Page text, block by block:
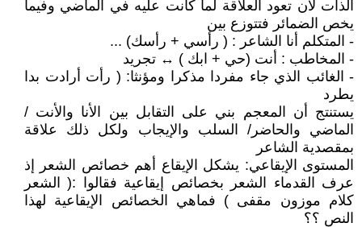
الذات لأن تعود العلاقة لما كانت عليه في الماضي وفيما
يخص الضمائر فتتوزع بين
- المتكلم أنا الشاعر : ( رأسي + رأسك) ...
- المخاطب : أنت (حي + ابك ) ↔ تجريد
- الغائب الذي جاء مفردا مذكرا ومؤنثا: ( رأت أرادت بدا
يطرد
يستنتج أن المعجم بني على التقابل بين الأنا والأنت /
الماضي والحاضر/ السلب والإيجاب ولكل ذلك علاقة
بمقصدية الشاعر
المستوى الإيقاعي: يشكل الإيقاع أهم خصائص الشعر إذ
عرف القدماء الشعر بخصائص إيقاعية فقالوا :( الشعر
كلام موزون مقفى ) فماهي الخصائص الإيقاعية لهذا
النص ؟؟